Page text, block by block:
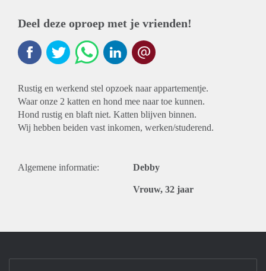
Deel deze oproep met je vrienden!
Rustig en werkend stel opzoek naar appartementje.
Waar onze 2 katten en hond mee naar toe kunnen.
Hond rustig en blaft niet. Katten blijven binnen.
Wij hebben beiden vast inkomen, werken/studerend.
Algemene informatie: Debby
Vrouw, 32 jaar